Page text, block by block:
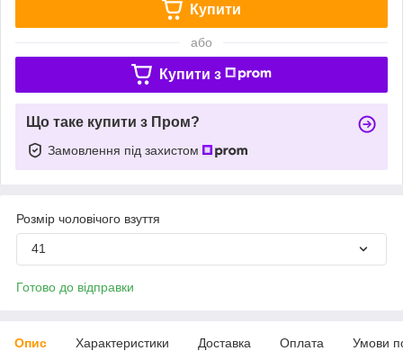
Купити
або
Купити з
Що таке купити з Пром?
Замовлення під захистом
Розмір чоловічого взуття
41
Готово до відправки
Опис Характеристики Доставка Оплата Умови